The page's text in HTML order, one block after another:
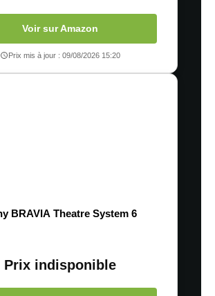
Voir sur Amazon
Prix mis à jour : 09/08/2026 15:20
BRAVIA Theatre System 6
Prix indisponible